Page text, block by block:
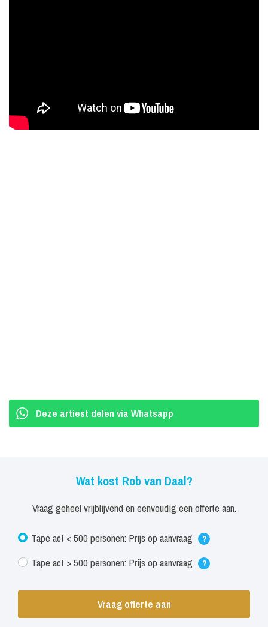
groot feest. Rob is behalve als zanger ook te boeken als
presentator, dj of motivator. Tevens is Rob als ambassadeur
Deze artiest delen via Whatsapp
Wat kost Rob van Daal?
Vraag geheel vrijblijvend en eenvoudig een offerte aan.
Tape act < 500 personen: Prijs op aanvraag ?
Tape act > 500 personen: Prijs op aanvraag ?
Vraag offerte aan